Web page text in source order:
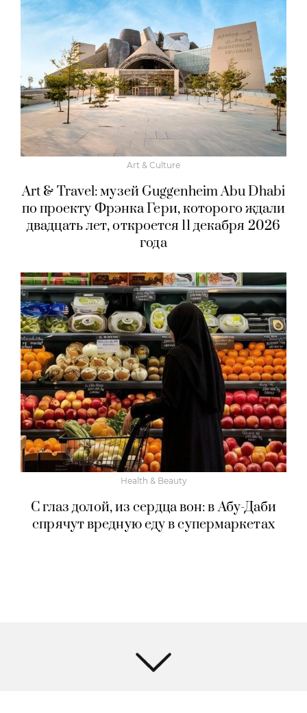
Art & Culture
Art & Travel: музей Guggenheim Abu Dhabi
по проекту Фрэнка Гери, которого ждали
двадцать лет, откроется 11 декабря 2026
года
Health & Beauty
С глаз долой, из сердца вон: в Абу-Даби
спрячут вредную еду в супермаркетах